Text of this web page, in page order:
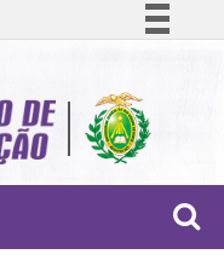
Comunica BR
Participe
à informação